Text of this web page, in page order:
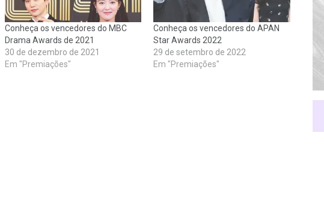
Conheça os vencedores do MBC
Drama Awards de 2021
30 de dezembro de 2021
Em "Premiações"
Conheça os vencedores do APAN
Star Awards 2022
29 de setembro de 2022
Em "Premiações"